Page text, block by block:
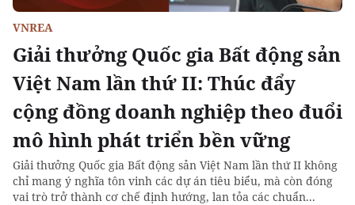
Giải thưởng Quốc gia Bất động sản
Việt Nam lần thứ II: Thúc đẩy
cộng đồng doanh nghiệp theo đuổi
mô hình phát triển bền vững
VNREA
Giải thưởng Quốc gia Bất động sản Việt Nam lần thứ II không
chỉ mang ý nghĩa tôn vinh các dự án tiêu biểu, mà còn đóng
vai trò trở thành cơ chế định hướng, lan tỏa các chuẩn...